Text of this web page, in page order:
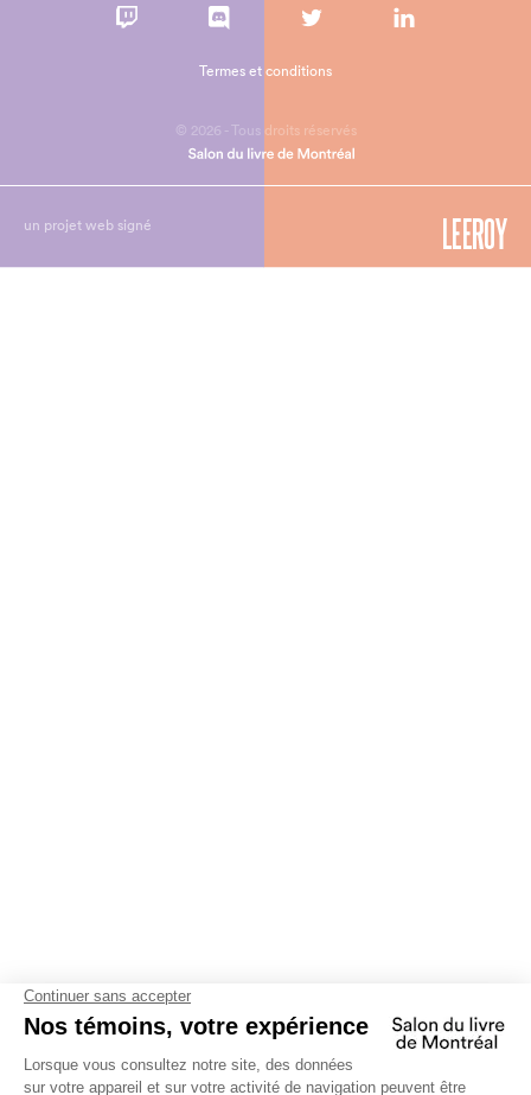
© 2026 - Tous droits réservés
Termes et conditions
un projet web signé